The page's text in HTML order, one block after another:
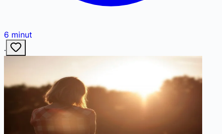
6 minut
·